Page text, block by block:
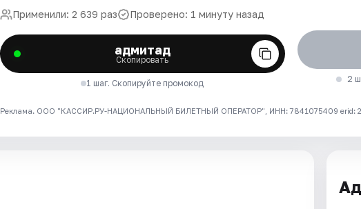
Применили: 2 639 раз Проверено: 1 минуту назад
адмитад
Скопировать
1 шаг. Скопируйте промокод
2
Реклама. ООО "КАССИР.РУ-НАЦИОНАЛЬНЫЙ БИЛЕТНЫЙ ОПЕРАТОР", ИНН: 7841075409 erid: